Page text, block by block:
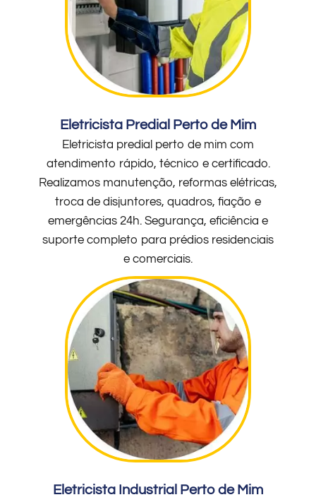
Eletricista Predial Perto de Mim
Eletricista predial perto de mim com
atendimento rápido, técnico e certificado.
Realizamos manutenção, reformas elétricas,
troca de disjuntores, quadros, fiação e
emergências 24h. Segurança, eficiência e
suporte completo para prédios residenciais
e comerciais.
Eletricista Industrial Perto de Mim